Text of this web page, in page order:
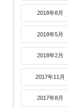
2018年8月
2018年5月
2018年2月
2017年11月
2017年8月